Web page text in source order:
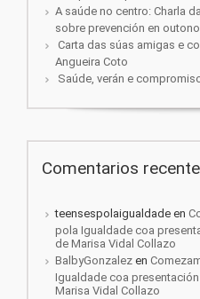
A saúde no centro: Charla
sobre prevención en
Carta das súas amigas e
Angueira Coto
Saúde, verán e
Comentarios
teensespolaigualdade en
pola Igualdade coa
de Marisa Vidal Collazo
BalbyGonzalez en
Igualdade coa
Marisa Vidal Collazo